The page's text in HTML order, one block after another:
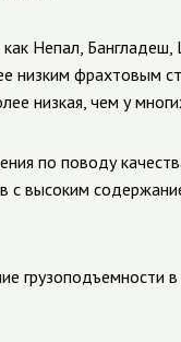
как Непал,
низким фрахтовым
низкая, чем у
по поводу
с высоким
грузоподъемности